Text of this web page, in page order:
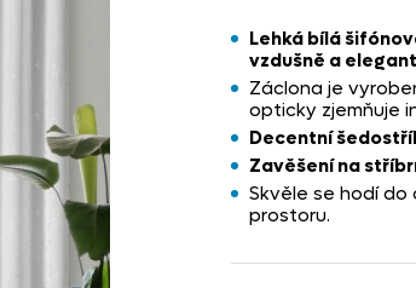
Lehká bílá
vzdušně a
Záclona je
opticky zjemňuje
Decentní
Zavěšení na
Skvěle se hodí
prostoru.